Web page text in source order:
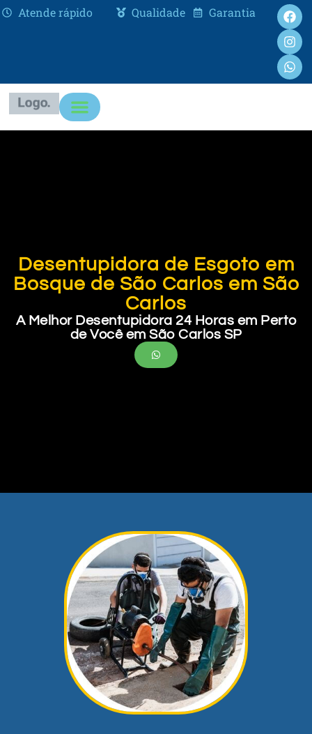
Atende rápido Qualidade Garantia
Desentupidora de Esgoto em
Bosque de São Carlos em São
Carlos
A Melhor Desentupidora 24 Horas em Perto
de Você em São Carlos SP